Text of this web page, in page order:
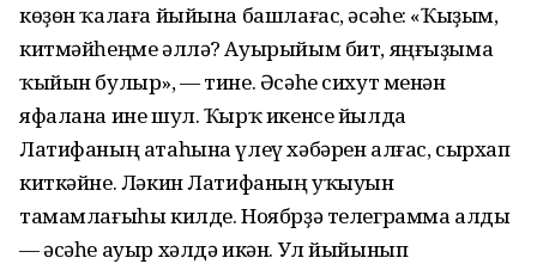
көҙөн ҡалаға йыйына башлағас, әсәһе: «Ҡыҙым,
китмәйһеңме әллә? Ауырыйым бит, яңғыҙыма
ҡыйын булыр», — тине. Әсәһе сихут менән
яфалана ине шул. Ҡырҡ икенсе йылда
Латифаның атаһына үлеү хәбәрен алғас, сырхап
киткәйне. Ләкин Латифаның уҡыуын
тамамлағыһы килде. Ноябрҙә телеграмма алды
— әсәһе ауыр хәлдә икән. Ул йыйынып